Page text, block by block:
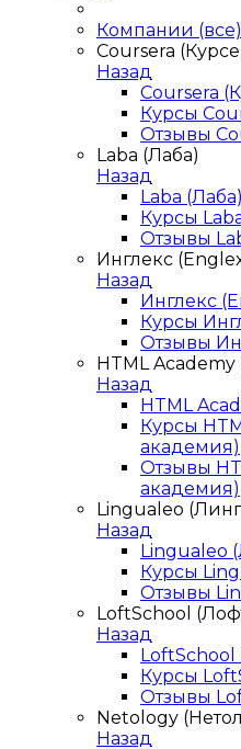
Компании (все)
Coursera
Назад
Coursera
Курсы
Отзывы
Laba (Лаба)
Назад
Laba (Лаба)
Курсы
Отзывы
Инглекс
Назад
Инглекс
Курсы
Отзывы
HTML
Назад
HTML
Курсы
академия)
Отзывы
академия)
Lingualeo
Назад
Lingualeo
Курсы
Отзывы
LoftSchool
Назад
LoftSchool
Курсы
Отзывы
Netology
Назад